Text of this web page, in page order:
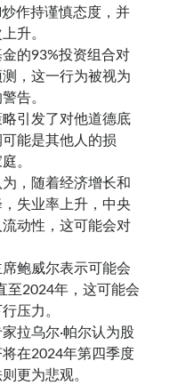
作持谨慎态度，并
升。
金的93%投资组合对
，这一行为被视为
告。
引发了对他道德底
能是其他人的损
。
，随着经济增长和
失业率上升，中央
动性，这可能会对
席鲍威尔表示可能会
至2024年，这可能会
压力。
拉乌尔·帕尔认为股
在2024年第四季度
更为悲观。